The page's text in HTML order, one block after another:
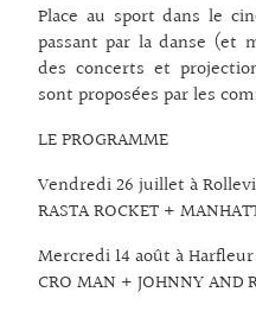
Place au sport dans le
passant par la danse (et
des concerts et
sont proposées par les
LE PROGRAMME
Vendredi 26 juillet à
RASTA ROCKET +
Mercredi 14 août à Harfleur
CRO MAN + JOHNNY AND